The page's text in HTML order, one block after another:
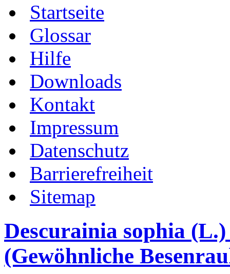
Startseite
Glossar
Hilfe
Downloads
Kontakt
Impressum
Datenschutz
Barrierefreiheit
Sitemap
Descurainia sophia
(Gewöhnliche